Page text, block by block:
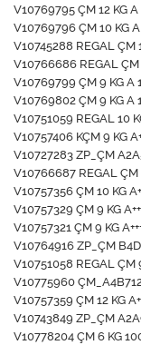
V10769795 ÇM 12 KG
V10769796 ÇM 10 KG
V10745288 REGAL ÇM
V10766686 REGAL ÇM
V10769799 ÇM 9 KG A
V10769802 ÇM 9 KG A
V10751059 REGAL 10
V10757406 KÇM 9 KG
V10727283 ZP_ÇM
V10766687 REGAL ÇM
V10757356 ÇM 10 KG
V10757329 ÇM 9 KG
V10757321 ÇM 9 KG
V10764916 ZP_ÇM
V10751058 REGAL ÇM
V10775960
V10757359 ÇM 12 KG
V10743849 ZP_ÇM
V10778204 ÇM 6 KG